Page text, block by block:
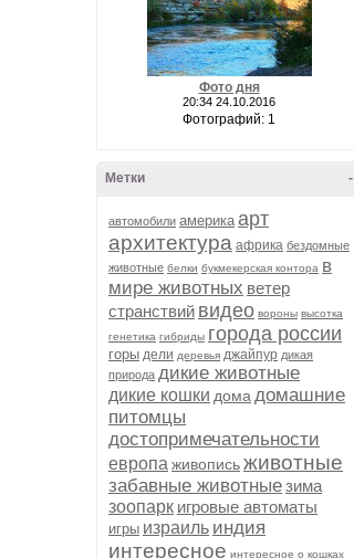
Фото дня
20:34 24.10.2016
Фотографий: 1
-
Метки
автомобили америка арт
архитектура африка бездомные
животные белки букмекерская контора в
мире животных ветер
странствий видео вороны высотка
генетика гибриды города россии
горы дели деревья джайпур дикая
природа дикие животные
дикие кошки дома домашние
питомцы
достопримечательности
европа живописьживотные
забавные животныезима
зоопарк игровые автоматы
игры израиль индия
интересное интересное о кошках